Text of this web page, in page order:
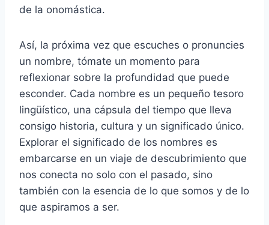
de la onomástica.
Así, la próxima vez que escuches o pronuncies
un nombre, tómate un momento para
reflexionar sobre la profundidad que puede
esconder. Cada nombre es un pequeño tesoro
lingüístico, una cápsula del tiempo que lleva
consigo historia, cultura y un significado único.
Explorar el significado de los nombres es
embarcarse en un viaje de descubrimiento que
nos conecta no solo con el pasado, sino
también con la esencia de lo que somos y de lo
que aspiramos a ser.